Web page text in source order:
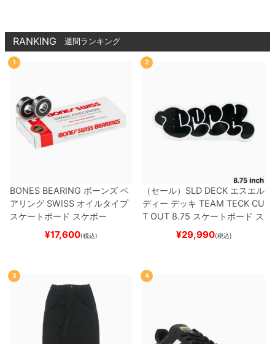
RANKING 週間ランキング
1
BONES BEARING ボーンズ ベ
アリング SWISS オイルタイプ
スケートボード スケボー
¥17,600(税込)
2
（セール） SLD DECK エスエル
ディー デッキ TEAM TECK CU
T OUT 8.75 スケートボード ス
¥29,990(税込)
3 4